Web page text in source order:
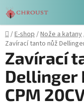
na
obsah
Domů
/E-shop/Nože a katany
Zavírací tanto nůž
Zavírací
Dellinger
CPM